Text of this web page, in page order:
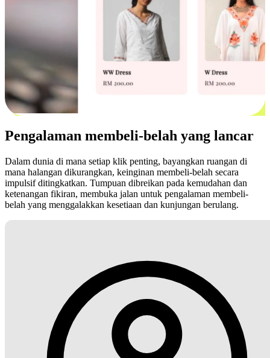
Pengalaman membeli-belah yang lancar
Dalam dunia di mana setiap klik penting, bayangkan ruangan di
mana halangan dikurangkan, keinginan membeli-belah secara
impulsif ditingkatkan. Tumpuan dibreikan pada kemudahan dan
ketenangan fikiran, membuka jalan untuk pengalaman membeli-
belah yang menggalakkan kesetiaan dan kunjungan berulang.